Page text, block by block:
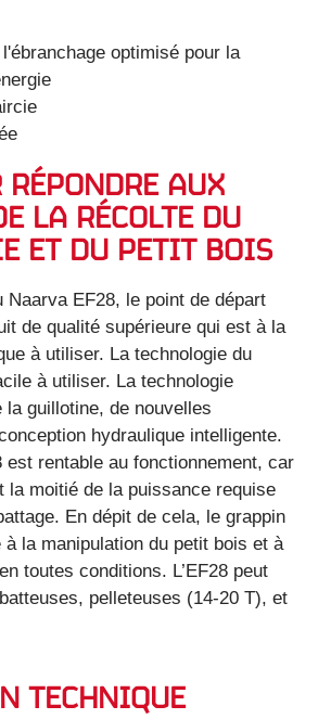
optimisé pour la
RÉPONDRE AUX
LA RÉCOLTE DU
ET DU PETIT BOIS
Naarva EF28, le point de départ
de qualité supérieure qui est à la
à utiliser. La technologie du
à utiliser. La technologie
la guillotine, de nouvelles
hydraulique intelligente.
est rentable au fonctionnement, car
la moitié de la puissance requise
En dépit de cela, le grappin
la manipulation du petit bois et à
toutes conditions. L’EF28 peut
pelleteuses (14-20 T), et
TECHNIQUE